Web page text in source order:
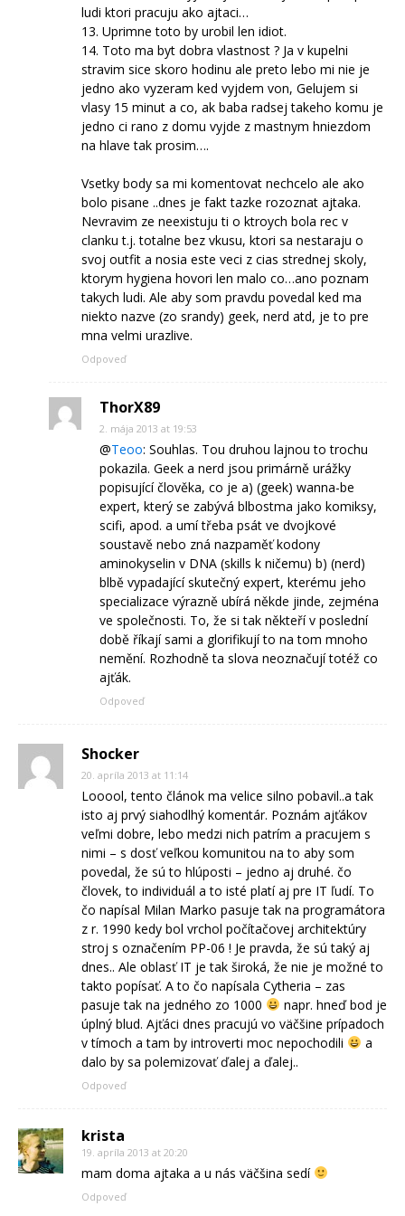
ludi ktori pracuju ako ajtaci…
13. Uprimne toto by urobil len idiot.
14. Toto ma byt dobra vlastnost ? Ja v kupelni
stravim sice skoro hodinu ale preto lebo mi nie je
jedno ako vyzeram ked vyjdem von, Gelujem si
vlasy 15 minut a co, ak baba radsej takeho komu je
jedno ci rano z domu vyjde z mastnym hniezdom
na hlave tak prosim….
Vsetky body sa mi komentovat nechcelo ale ako
bolo pisane ..dnes je fakt tazke rozoznat ajtaka.
Nevravim ze neexistuju ti o ktroych bola rec v
clanku t.j. totalne bez vkusu, ktori sa nestaraju o
svoj outfit a nosia este veci z cias strednej skoly,
ktorym hygiena hovori len malo co…ano poznam
takych ludi. Ale aby som pravdu povedal ked ma
niekto nazve (zo srandy) geek, nerd atd, je to pre
mna velmi urazlive.
Odpoveď
ThorX89
2. mája 2013 at 19:53
@Teoo: Souhlas. Tou druhou lajnou to trochu
pokazila. Geek a nerd jsou primárně urážky
popisující člověka, co je a) (geek) wanna-be
expert, který se zabývá blbostma jako komiksy,
scifi, apod. a umí třeba psát ve dvojkové
soustavě nebo zná nazpaměť kodony
aminokyselin v DNA (skills k ničemu) b) (nerd)
blbě vypadající skutečný expert, kterému jeho
specializace výrazně ubírá někde jinde, zejména
ve společnosti. To, že si tak někteří v poslední
době říkají sami a glorifikují to na tom mnoho
nemění. Rozhodně ta slova neoznačují totéž co
ajťák.
Odpoveď
Shocker
20. apríla 2013 at 11:14
Looool, tento článok ma velice silno pobavil..a tak
isto aj prvý siahodlhý komentár. Poznám ajťákov
veľmi dobre, lebo medzi nich patrím a pracujem s
nimi – s dosť veľkou komunitou na to aby som
povedal, že sú to hlúposti – jedno aj druhé. čo
človek, to individuál a to isté platí aj pre IT ľudí. To
čo napísal Milan Marko pasuje tak na programátora
z r. 1990 kedy bol vrchol počítačovej architektúry
stroj s označením PP-06 ! Je pravda, že sú taký aj
dnes.. Ale oblasť IT je tak široká, že nie je možné to
takto popísať. A to čo napísala Cytheria – zas
pasuje tak na jedného zo 1000
napr. hneď bod je
úplný blud. Ajťáci dnes pracujú vo väčšine prípadoch
v tímoch a tam by introverti moc nepochodili
a
dalo by sa polemizovať ďalej a ďalej..
Odpoveď
krista
19. apríla 2013 at 20:20
mam doma ajtaka a u nás väčšina sedí
Odpoveď